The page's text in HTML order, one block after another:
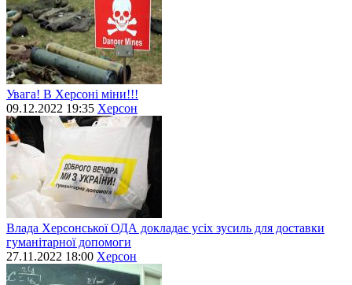
Увага! В Херсоні міни!!!
09.12.2022 19:35 Херсон
Влада Херсонської ОДА докладає усіх зусиль для доставки
гуманітарної допомоги
27.11.2022 18:00 Херсон